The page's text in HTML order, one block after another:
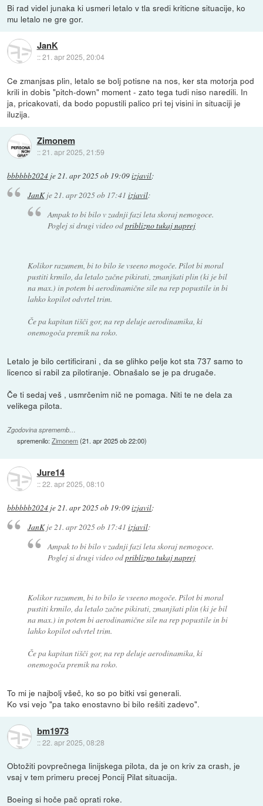
Bi rad videl junaka ki usmeri letalo v tla sredi kriticne situacije, ko
mu letalo ne gre gor.
JanK
::21. apr 2025, 20:04
Ce zmanjsas plin, letalo se bolj potisne na nos, ker sta motorja pod
krili in dobis "pitch-down" moment - zato tega tudi niso naredili. In
ja, pricakovati, da bodo popustili palico pri tej visini in situaciji je
iluzija.
Zimonem
::21. apr 2025, 21:59
bbbbbb2024 je21. apr 2025 ob 19:09izjavil:
JanKje21. apr 2025 ob 17:41 izjavil:
Ampak to bi bilo v zadnji fazi leta skoraj nemogoce.
Poglej si drugi video odpriblizno tukaj naprej
Kolikor razumem, bi to bilo še vseeno mogoče. Pilot bi moral
pustiti krmilo, da letalo začne pikirati, zmanjšati plin (ki je bil
na max.) in potem bi aerodinamične sile na rep popustile in bi
lahko kopilot odvrtel trim.
Če pa kapitan tišči gor, na rep deluje aerodinamika, ki
onemogoča premik na roko.
Letalo je bilo certificirani , da se glihko pelje kot sta 737 samo to
licenco si rabil za pilotiranje. Obnašalo se je pa drugače.
Če ti sedaj veš , usmrčenim nič ne pomaga. Niti te ne dela za
velikega pilota.
Zgodovina sprememb…
spremenilo:Zimonem(21. apr 2025 ob 22:00)
Jure14
::22. apr 2025, 08:10
bbbbbb2024 je21. apr 2025 ob 19:09izjavil:
JanKje21. apr 2025 ob 17:41 izjavil:
Ampak to bi bilo v zadnji fazi leta skoraj nemogoce.
Poglej si drugi video odpriblizno tukaj naprej
Kolikor razumem, bi to bilo še vseeno mogoče. Pilot bi moral
pustiti krmilo, da letalo začne pikirati, zmanjšati plin (ki je bil
na max.) in potem bi aerodinamične sile na rep popustile in bi
lahko kopilot odvrtel trim.
Če pa kapitan tišči gor, na rep deluje aerodinamika, ki
onemogoča premik na roko.
To mi je najbolj všeč, ko so po bitki vsi generali.
Ko vsi vejo "pa tako enostavno bi bilo rešiti zadevo".
bm1973
::22. apr 2025, 08:28
Obtožiti povprečnega linijskega pilota, da je on kriv za crash, je
vsaj v tem primeru precej Poncij Pilat situacija.
Boeing si hoče pač oprati roke.